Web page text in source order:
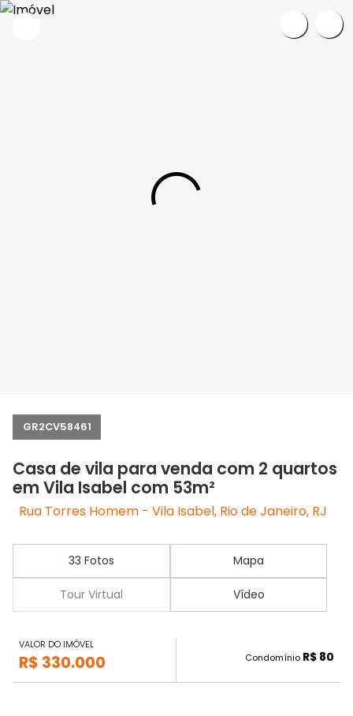
GR2CV58461
Casa de vila para venda com 2 quartos
em Vila Isabel com 53m²
Rua Torres Homem - Vila Isabel, Rio de Janeiro, RJ
33 Fotos Mapa
Tour Virtual Vídeo
VALOR DO IMÓVEL
R$ 330.000 Condomínio R$ 80